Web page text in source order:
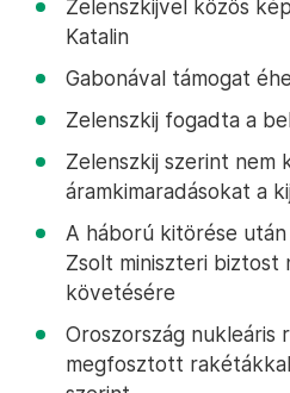
Zelenszkijvel közös
Katalin
Gabonával támogat
Zelenszkij fogadta a
Zelenszkij szerint nem
áramkimaradásokat a
A háború kitörése
Zsolt miniszteri biztost
követésére
Oroszország nukleáris
megfosztott